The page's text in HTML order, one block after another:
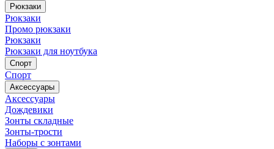
Рюкзаки
Рюкзаки
Промо рюкзаки
Рюкзаки
Рюкзаки для ноутбука
Спорт
Спорт
Аксессуары
Аксессуары
Дождевики
Зонты складные
Зонты-трости
Наборы с зонтами